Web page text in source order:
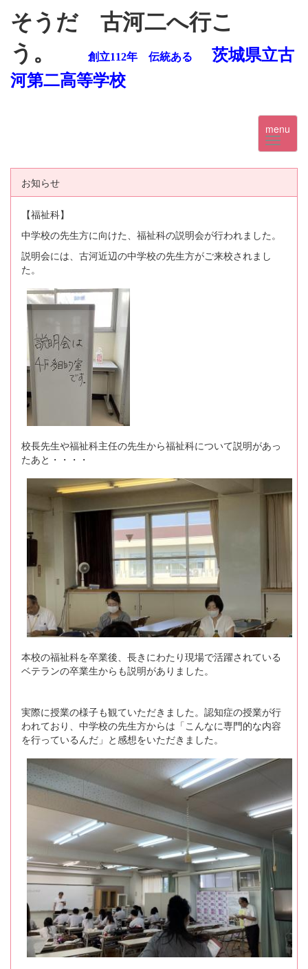
そうだ 古河二へ行こ
う。
創立112年 伝統ある
茨城県立古
河第二高等学校
menu
お知らせ
【福祉科】
中学校の先生方に向けた、福祉科の説明会が行われました。
説明会には、古河近辺の中学校の先生方がご来校されまし
た。
校長先生や福祉科主任の先生から福祉科について説明があっ
たあと・・・・
本校の福祉科を卒業後、長きにわたり現場で活躍されている
ベテランの卒業生からも説明がありました。
実際に授業の様子も観ていただきました。認知症の授業が行
われており、中学校の先生方からは「こんなに専門的な内容
を行っているんだ」と感想をいただきました。